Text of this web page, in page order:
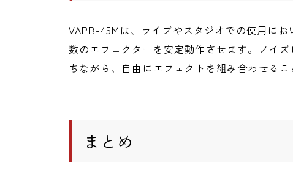
VAPB-45Mは、ライブやスタジオでの使用に
数のエフェクターを安定動作させます。ノイ
ちながら、自由にエフェクトを組み合わせるこ
まとめ